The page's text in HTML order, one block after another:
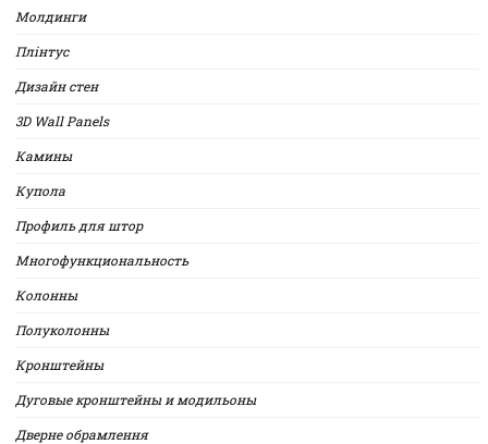
Молдинги
Плінтус
Дизайн стен
3D Wall Panels
Камины
Купола
Профиль для штор
Многофункциональность
Колонны
Полуколонны
Кронштейны
Дуговые кронштейны и модильоны
Дверне обрамлення